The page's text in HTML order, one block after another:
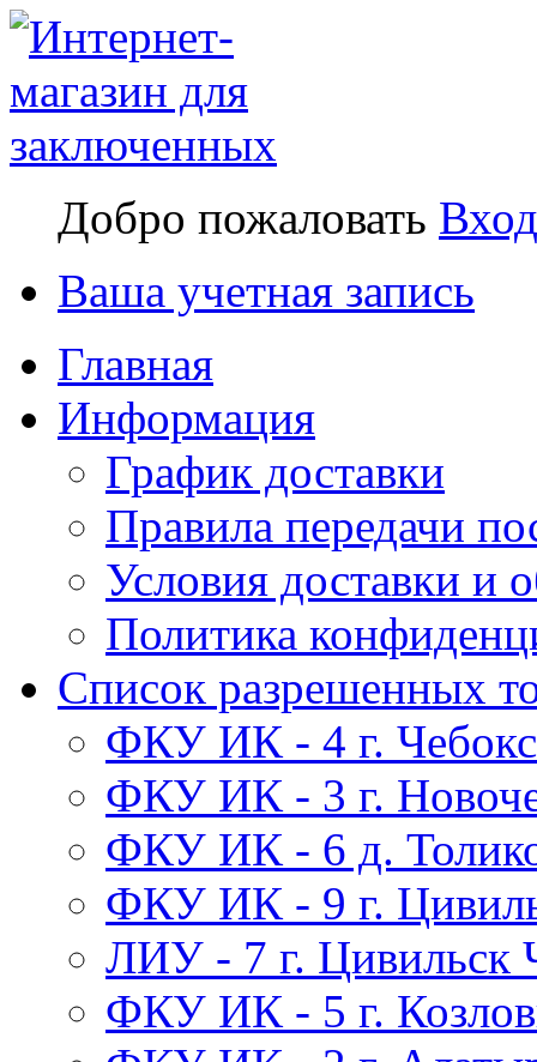
Добро пожаловать Вход
Ваша учетная запись
Главная
Информация
График доставки
Правила передачи
Условия доставки и
Политика
Список разрешенных
ФКУ ИК - 4 г.
ФКУ ИК - 3 г.
ФКУ ИК - 6 д.
ФКУ ИК - 9 г.
ЛИУ - 7 г. Цивильск
ФКУ ИК - 5 г.